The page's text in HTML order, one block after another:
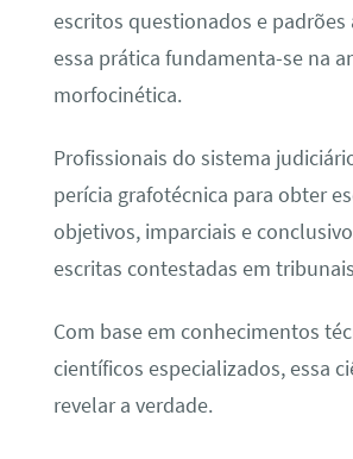
escritos questionados e padrões
essa prática fundamenta-se na
morfocinética.
Profissionais do sistema
perícia grafotécnica para obter
objetivos, imparciais e
escritas contestadas em
Com base em conhecimentos
científicos especializados, essa
revelar a verdade.